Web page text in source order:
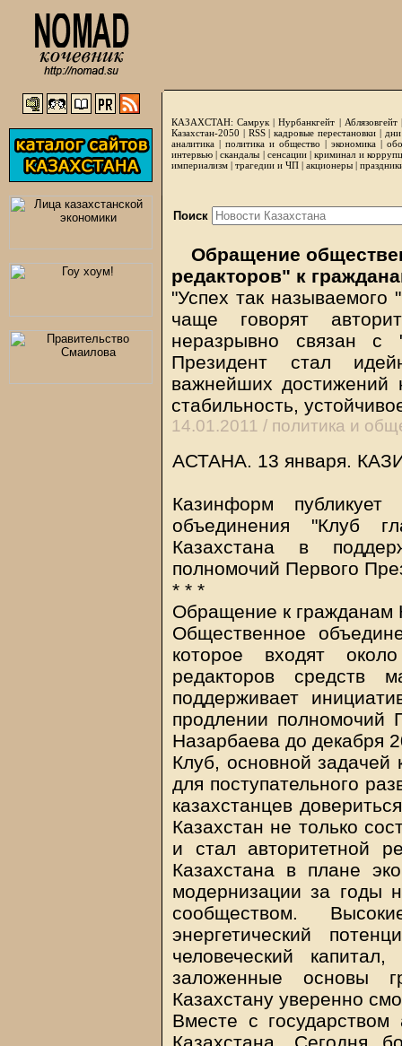
КАЗАХСТАН: Самрук |Нурбанкгейт | Аблязовгейт
Казахстан-2050 | RSS|кадровые перестановки|
аналитика | политика и общество | экономика |
интервью |скандалы | сенсации|криминал и
империализм | трагедии и ЧП | акционеры |
Поиск
Обращение
редакторов" к
"Успех так называемого
чаще говорят
неразрывно связан с
Президент стал
важнейших достижений
стабильность,
14.01.2011 / политика и
АСТАНА. 13 января.
Казинформ публикует
объединения "Клуб
Казахстана в
полномочий Первого
* * *
Обращение к гражданам
Общественное
которое входят
редакторов средств
поддерживает
продлении полномочий
Назарбаева до декабря
Клуб, основной задачей
для поступательного
казахстанцев
Казахстан не только
и стал авторитетной
Казахстана в плане
модернизации за годы
сообществом.
энергетический
человеческий
заложенные основы
Казахстану уверенно
Вместе с государством